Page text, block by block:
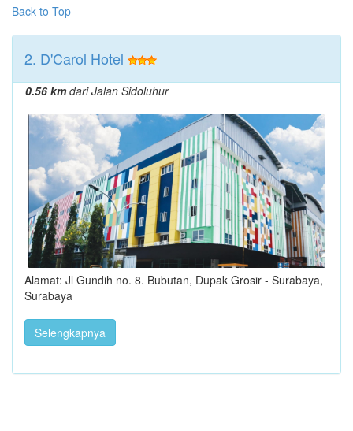
Back to Top
2. D'Carol Hotel
0.56 kmdari Jalan Sidoluhur
Alamat: Jl Gundih no. 8. Bubutan, Dupak Grosir - Surabaya,
Surabaya
Selengkapnya